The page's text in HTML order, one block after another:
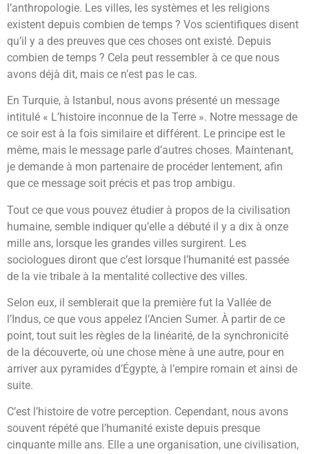
l’anthropologie. Les villes, les systèmes et les religions
existent depuis combien de temps ? Vos scientifiques disent
qu’il y a des preuves que ces choses ont existé. Depuis
combien de temps ? Cela peut ressembler à ce que nous
avons déjà dit, mais ce n’est pas le cas.
En Turquie, à Istanbul, nous avons présenté un message
intitulé « L’histoire inconnue de la Terre ». Notre message de
ce soir est à la fois similaire et différent. Le principe est le
même, mais le message parle d’autres choses. Maintenant,
je demande à mon partenaire de procéder lentement, afin
que ce message soit précis et pas trop ambigu.
Tout ce que vous pouvez étudier à propos de la civilisation
humaine, semble indiquer qu’elle a débuté il y a dix à onze
mille ans, lorsque les grandes villes surgirent. Les
sociologues diront que c’est lorsque l’humanité est passée
de la vie tribale à la mentalité collective des villes.
Selon eux, il semblerait que la première fut la Vallée de
l’Indus, ce que vous appelez l’Ancien Sumer. À partir de ce
point, tout suit les règles de la linéarité, de la synchronicité
de la découverte, où une chose mène à une autre, pour en
arriver aux pyramides d’Égypte, à l’empire romain et ainsi de
suite.
C’est l’histoire de votre perception. Cependant, nous avons
souvent répété que l’humanité existe depuis presque
cinquante mille ans. Elle a une organisation, une civilisation,